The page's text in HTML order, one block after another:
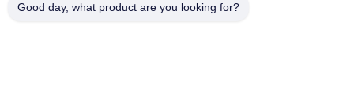
Dirección
Good day, what product are you looking for?